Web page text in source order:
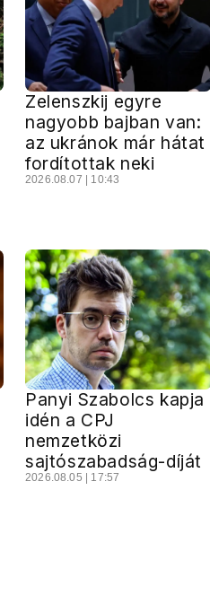
Zelenszkij egyre
nagyobb bajban van:
az ukránok már hátat
fordítottak neki
2026.08.07 | 10:43
Panyi Szabolcs kapja
idén a CPJ
nemzetközi
sajtószabadság-díját
2026.08.05 | 17:57